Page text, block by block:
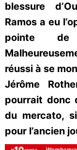
blessure
Ramos a eu
pointe de
réussi à se
Jérôme
pourrait donc
du mercato,
pour l’ancien